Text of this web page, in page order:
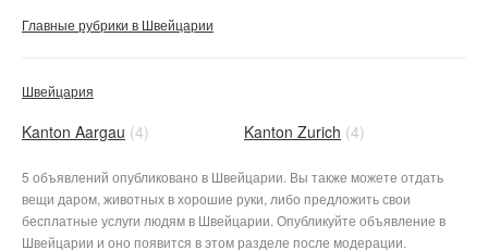
Главные рубрики в Швейцарии
Швейцария
Kanton Aargau (4) Kanton Zurich (4)
5 объявлений опубликовано в Швейцарии. Вы также можете отдать
вещи даром, животных в хорошие руки, либо предложить свои
бесплатные услуги людям в Швейцарии. Опубликуйте объявление в
Швейцарии и оно появится в этом разделе после модерации.